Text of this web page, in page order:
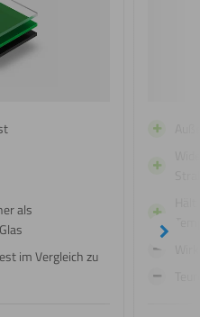
als
im Vergleich zu